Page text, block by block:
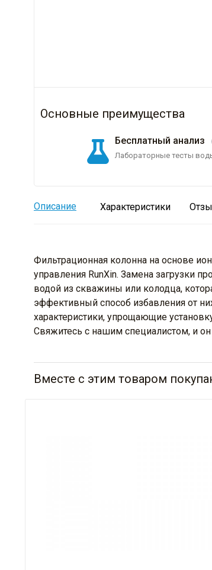
Основные преимущества
Бесплатный анализ
Лабораторные тесты
Описание Характеристики
Фильтрационная колонна на основе
управления RunXin. Замена загрузки
водой из скважины или колодца,
эффективный способ избавления от
характеристики, упрощающие
Свяжитесь с нашим специалистом, и
Вместе с этим товаром